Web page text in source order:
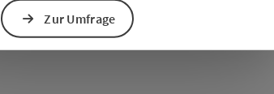
Zur Umfrage